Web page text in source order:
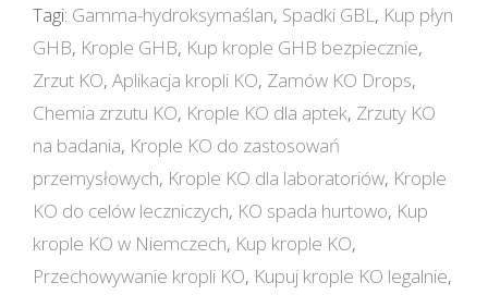
Tagi: Gamma-hydroksymaślan, Spadki GBL, Kup płyn
GHB, Krople GHB, Kup krople GHB bezpiecznie,
Zrzut KO, Aplikacja kropli KO, Zamów KO Drops,
Chemia zrzutu KO, Krople KO dla aptek, Zrzuty KO
na badania, Krople KO do zastosowań
przemysłowych, Krople KO dla laboratoriów, Krople
KO do celów leczniczych, KO spada hurtowo, Kup
krople KO w Niemczech, Kup krople KO,
Przechowywanie kropli KO, Kupuj krople KO legalnie,